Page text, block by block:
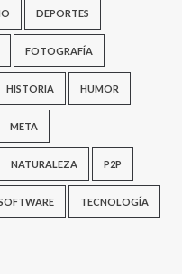
DEPORTES
FOTOGRAFÍA
HISTORIA HUMOR
META
NATURALEZA P2P
TECNOLOGÍA